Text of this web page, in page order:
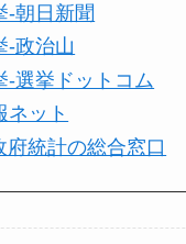
-朝日新聞
-政治山
-選挙ドットコム
ネット
府統計の総合窓口